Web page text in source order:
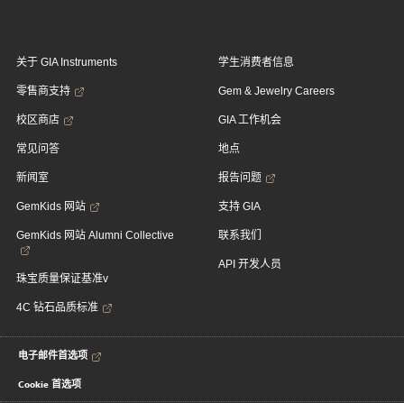
关于 GIA Instruments
零售商支持
校区商店
常见问答
新闻室
GemKids 网站
GemKids 网站 Alumni Collective
珠宝质量保证基准v
4C 钻石品质标准
学生消费者信息
Gem & Jewelry Careers
GIA 工作机会
地点
报告问题
支持 GIA
联系我们
API 开发人员
电子邮件首选项
Cookie 首选项